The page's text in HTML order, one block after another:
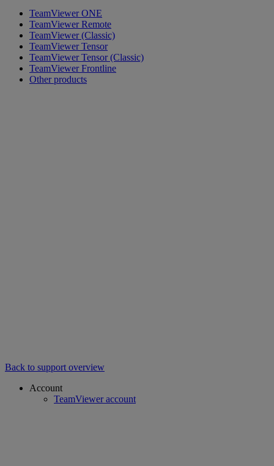
TeamViewer ONE
TeamViewer Remote
TeamViewer (Classic)
TeamViewer Tensor
TeamViewer Tensor (Classic)
TeamViewer Frontline
Other products
Back to support overview
Account
TeamViewer account